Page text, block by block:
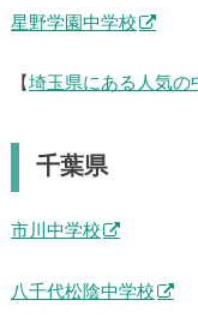
星野学園中学校
【 埼玉県にある人気の
千葉県
市川中学校
八千代松陰中学校